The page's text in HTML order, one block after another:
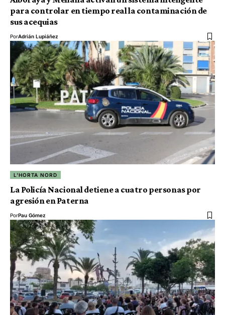
para controlar en tiempo real la contaminación de
sus acequias
PorAdrián Lupiáñez
L'HORTA NORD
La Policía Nacional detiene a cuatro personas por
agresión en Paterna
PorPau Gómez